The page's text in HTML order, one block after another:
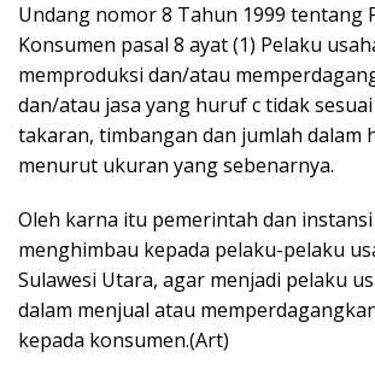
Undang nomor 8 Tahun 1999 tentang
Konsumen pasal 8 ayat (1) Pelaku
memproduksi dan/atau
dan/atau jasa yang huruf c tidak
takaran, timbangan dan jumlah dalam
menurut ukuran yang sebenarnya.
Oleh karna itu pemerintah dan
menghimbau kepada pelaku-pelaku
Sulawesi Utara, agar menjadi pelaku
dalam menjual atau
kepada konsumen.(Art)